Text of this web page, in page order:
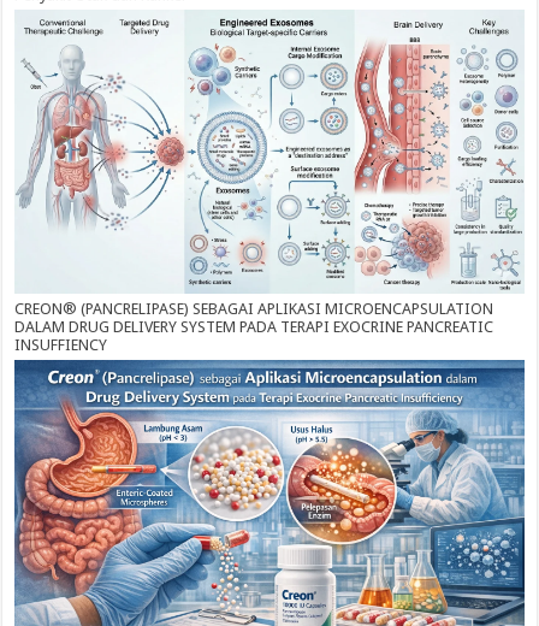
CREON® (PANCRELIPASE) SEBAGAI APLIKASI MICROENCAPSULATION
DALAM DRUG DELIVERY SYSTEM PADA TERAPI EXOCRINE PANCREATIC
INSUFFIENCY